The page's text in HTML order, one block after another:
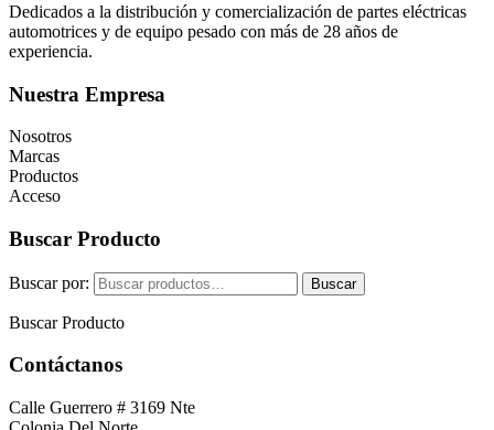
Dedicados a la distribución y comercialización de partes eléctricas
automotrices y de equipo pesado con más de 28 años de
experiencia.
Nuestra Empresa
Nosotros
Marcas
Productos
Acceso
Buscar Producto
Buscar por: Buscar
Buscar Producto
Contáctanos
Calle Guerrero # 3169 Nte